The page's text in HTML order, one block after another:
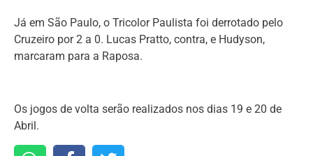
Já em São Paulo, o Tricolor Paulista foi derrotado pelo
Cruzeiro por 2 a 0. Lucas Pratto, contra, e Hudyson,
marcaram para a Raposa.
Os jogos de volta serão realizados nos dias 19 e 20 de
Abril.